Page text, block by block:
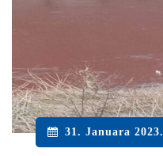
31. Januara 2023.